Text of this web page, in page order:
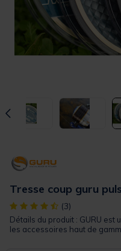
Tresse coup guru
[object Object] out of 5
(3)
Détails du produit : GURU
les accessoires haut de